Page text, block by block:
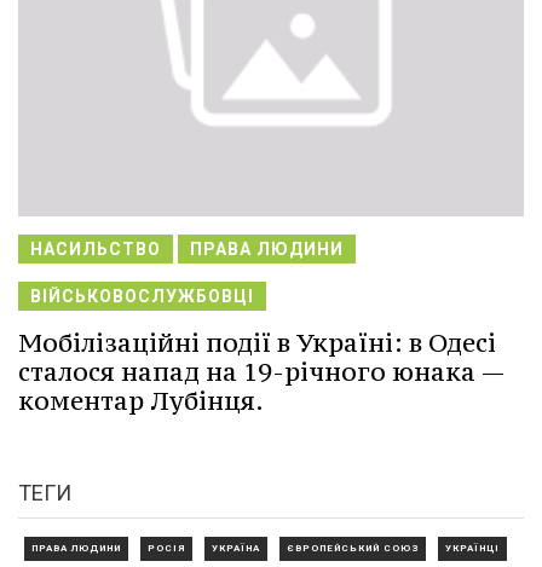
НАСИЛЬСТВО ПРАВА ЛЮДИНИ
ВІЙСЬКОВОСЛУЖБОВЦІ
Мобілізаційні події в Україні: в Одесі
сталося напад на 19-річного юнака —
коментар Лубінця.
ТЕГИ
ПРАВА ЛЮДИНИ РОСІЯ УКРАЇНА ЄВРОПЕЙСЬКИЙ СОЮЗ УКРАЇНЦІ